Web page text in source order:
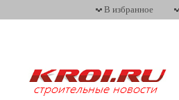
В избранное